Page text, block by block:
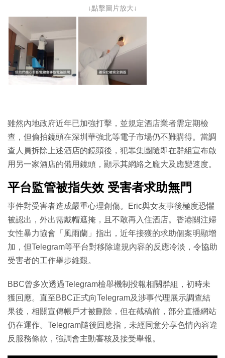
↓點擊圖片放大↓
雖然內地政府近年已加強打擊，並規定酒店業者需定期檢
查，但偷拍鏡頭在深圳華強北等電子市場仍不難購得。當調
查人員拆除上述酒店的鏡頭後，犯罪集團隨即在群組宣布啟
用另一家酒店的備用鏡頭，顯示其網絡之龐大及應變速度。
平台監管被指失效 受害者求助無門
事件對受害者造成嚴重心理創傷。Eric與女友事後極度恐懼
被認出，外出需戴帽遮掩，且不敢再入住酒店。香港關注婦
女性暴力協會「風雨蘭」指出，近年接獲的求助個案明顯增
加，但Telegram等平台對移除違規內容的反應冷淡，令協助
受害者的工作舉步維艱。
BBC曾多次透過Telegram檢舉機制投報相關群組，初時未
獲回應。直至BBC正式向Telegram及涉事代理展示調查結
果後，相關宣傳帳戶才被刪除，但在截稿前，部分直播網站
仍在運作。Telegram隨後回應指，未經同意分享色情內容違
反服務條款，強調會主動審核及接受舉報。